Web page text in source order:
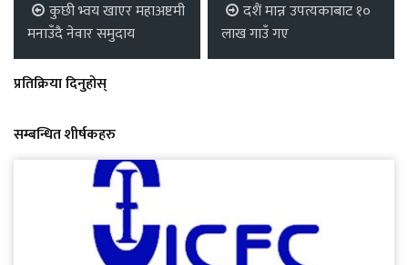
कुछी भ्वय खाएर महाअष्टमी
मनाउँदै नेवार समुदाय
दशैं मान्न उपत्यकाबाट १०
लाख गाउँ गए
प्रतिक्रिया दिनुहोस्
सम्बन्धित शीर्षकहरु